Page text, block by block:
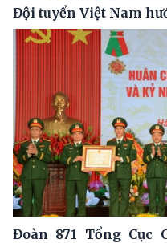
Đội tuyển Việt Nam
Đoàn 871 Tổng Cục